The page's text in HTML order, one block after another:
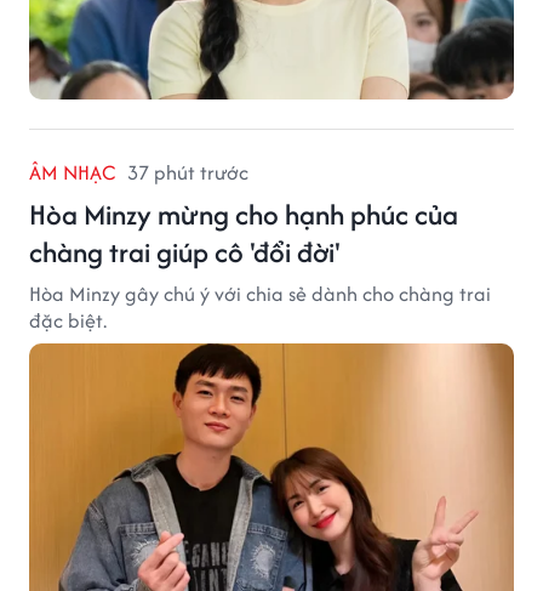
ÂM NHẠC 37 phút trước
Hòa Minzy mừng cho hạnh phúc của
chàng trai giúp cô 'đổi đời'
Hòa Minzy gây chú ý với chia sẻ dành cho chàng trai
đặc biệt.